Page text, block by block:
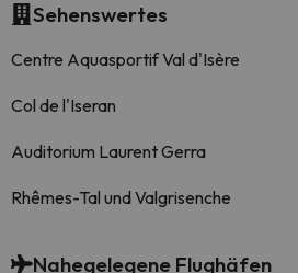
Sehenswertes
Centre Aquasportif Val d'Isère
Col de l'Iseran
Auditorium Laurent Gerra
Rhêmes-Tal und Valgrisenche
Nahegelegene Flughäfen